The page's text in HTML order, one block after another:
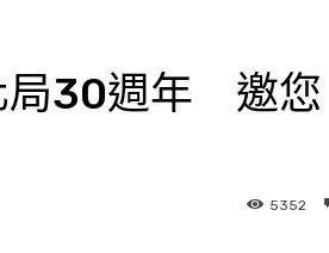
局30週年 邀您
5352